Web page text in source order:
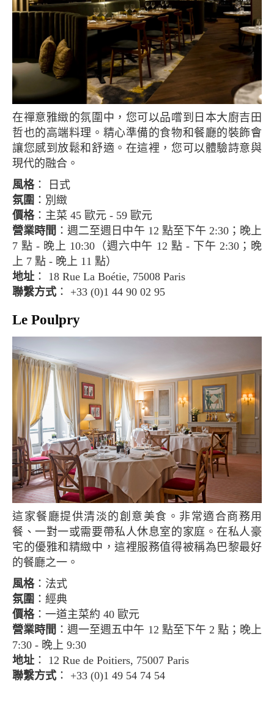
在禪意雅緻的氛圍中，您可以品嚐到日本大廚吉田
哲也的高端料理。精心準備的食物和餐廳的裝飾會
讓您感到放鬆和舒適。在這裡，您可以體驗詩意與
現代的融合。
風格： 日式
氛圍 ：別緻
價格：主菜 45 歐元 - 59 歐元
營業時間 ：週二至週日中午 12 點至下午 2:30；晚上
7 點 - 晚上 10:30（週六中午 12 點 - 下午 2:30；晚
上 7 點 - 晚上 11 點）
地址 ： 18 Rue La Boétie, 75008 Paris
聯繫方式 ： +33 (0)1 44 90 02 95
Le Poulpry
這家餐廳提供清淡的創意美食。非常適合商務用
餐、一對一或需要帶私人休息室的家庭。在私人豪
宅的優雅和精緻中，這裡服務值得被稱為巴黎最好
的餐廳之一。
風格：法式
氛圍 ：經典
價格：一道主菜約 40 歐元
營業時間 ：週一至週五中午 12 點至下午 2 點；晚上
7:30 - 晚上 9:30
地址 ： 12 Rue de Poitiers, 75007 Paris
聯繫方式 ： +33 (0)1 49 54 74 54